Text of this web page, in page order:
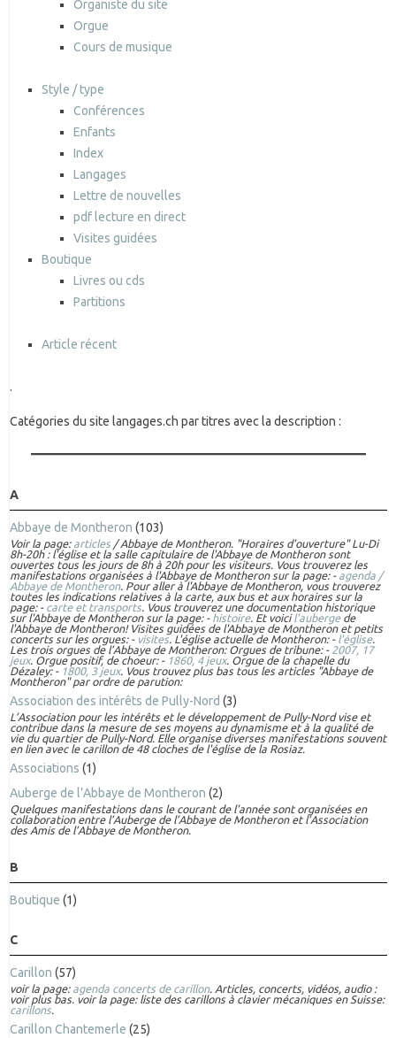
Organiste du site
Orgue
Cours de musique
Style / type
Conférences
Enfants
Index
Langages
Lettre de nouvelles
pdf lecture en direct
Visites guidées
Boutique
Livres ou cds
Partitions
Article récent
.
Catégories du site langages.ch par titres avec la description :
A
Abbaye de Montheron (103)
Voir la page: articles / Abbaye de Montheron. "Horaires d’ouverture" Lu-Di
8h-20h : l'église et la salle capitulaire de l'Abbaye de Montheron sont
ouvertes tous les jours de 8h à 20h pour les visiteurs. Vous trouverez les
manifestations organisées à l'Abbaye de Montheron sur la page: - agenda /
Abbaye de Montheron. Pour aller à l'Abbaye de Montheron, vous trouverez
toutes les indications relatives à la carte, aux bus et aux horaires sur la
page: - carte et transports. Vous trouverez une documentation historique
sur l'Abbaye de Montheron sur la page: - histoire. Et voicil'aubergede
l'Abbaye de Montheron! Visites guidées de l'Abbaye de Montheron et petits
concerts sur les orgues: - visites. L'église actuelle de Montheron: - l'église.
Les trois orgues de l’Abbaye de Montheron: Orgues de tribune: - 2007, 17
jeux. Orgue positif, de choeur: - 1860, 4 jeux. Orgue de la chapelle du
Dézaley: - 1800, 3 jeux. Vous trouvez plus bas tous les articles "Abbaye de
Montheron" par ordre de parution:
Association des intérêts de Pully-Nord (3)
L’Association pour les intérêts et le développement de Pully-Nord vise et
contribue dans la mesure de ses moyens au dynamisme et à la qualité de
vie du quartier de Pully-Nord. Elle organise diverses manifestations souvent
en lien avec le carillon de 48 cloches de l'église de la Rosiaz.
Associations (1)
Auberge de l’Abbaye de Montheron (2)
Quelques manifestations dans le courant de l'année sont organisées en
collaboration entre l’Auberge de l’Abbaye de Montheron et l’Association
des Amis de l’Abbaye de Montheron.
B
Boutique (1)
C
Carillon (57)
voir la page: agenda concerts de carillon. Articles, concerts, vidéos, audio :
voir plus bas. voir la page: liste des carillons à clavier mécaniques en Suisse:
carillons.
Carillon Chantemerle (25)